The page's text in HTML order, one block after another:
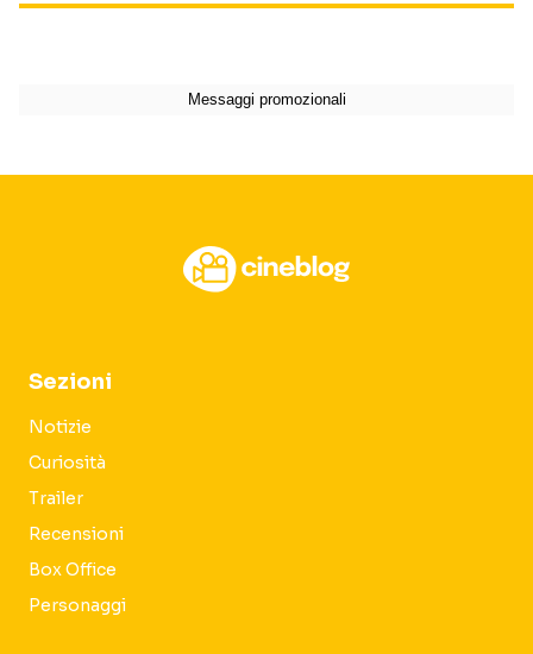
Sezioni
Notizie
Curiosità
Trailer
Recensioni
Box Office
Personaggi